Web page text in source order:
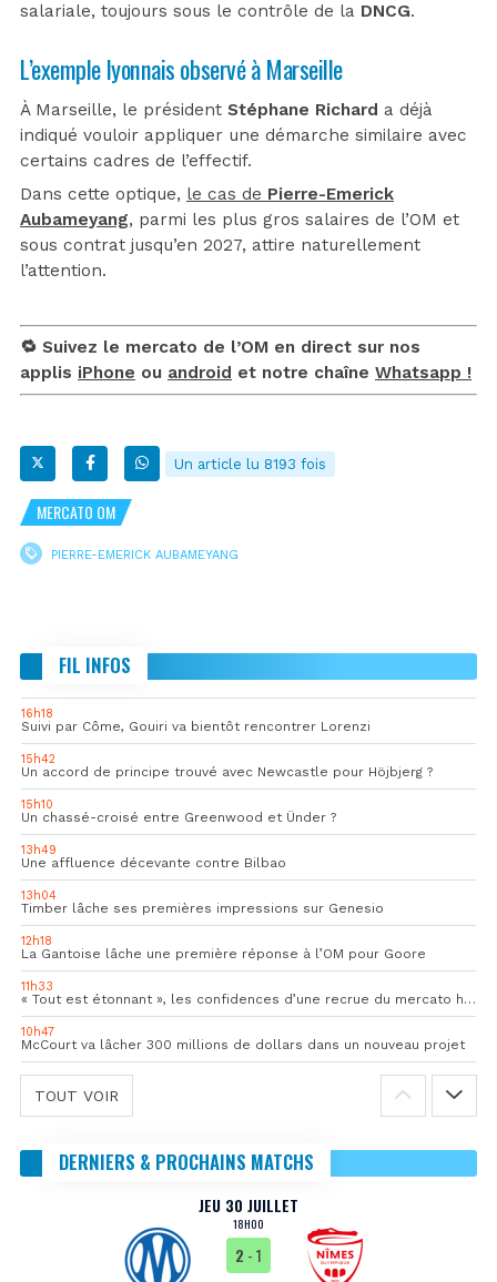
salariale, toujours sous le contrôle de la DNCG.
L’exemple lyonnais observé à Marseille
À Marseille, le président Stéphane Richard a déjà
indiqué vouloir appliquer une démarche similaire avec
certains cadres de l’effectif.
Dans cette optique, le cas de Pierre-Emerick
Aubameyang, parmi les plus gros salaires de l’OM et
sous contrat jusqu’en 2027, attire naturellement
l’attention.
🔁 Suivez le mercato de l’OM en direct sur nos
applis iPhone ou android et notre chaîne Whatsapp !
Un article lu 8193 fois
MERCATO OM
PIERRE-EMERICK AUBAMEYANG
FIL INFOS
16h18
Suivi par Côme, Gouiri va bientôt rencontrer Lorenzi
15h42
Un accord de principe trouvé avec Newcastle pour Höjbjerg ?
15h10
Un chassé-croisé entre Greenwood et Ünder ?
13h49
Une affluence décevante contre Bilbao
13h04
Timber lâche ses premières impressions sur Genesio
12h18
La Gantoise lâche une première réponse à l’OM pour Goore
11h33
« Tout est étonnant », les confidences d’une recrue du mercato hivernal de l’OM
10h47
McCourt va lâcher 300 millions de dollars dans un nouveau projet
TOUT VOIR
DERNIERS & PROCHAINS MATCHS
JEU 30 JUILLET
18H00
2 - 1